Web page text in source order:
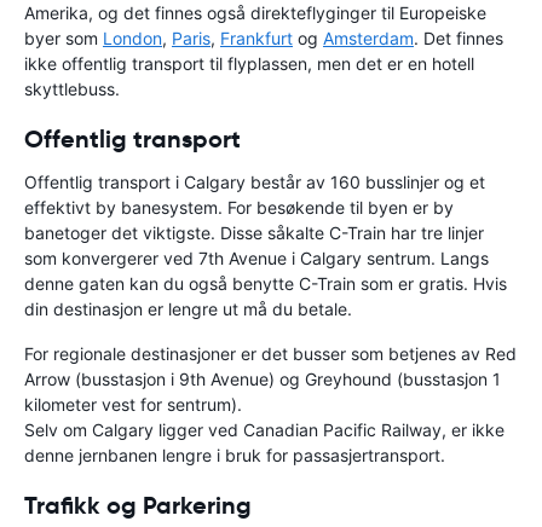
Amerika, og det finnes også direkteflyginger til Europeiske
byer som London, Paris, Frankfurt og Amsterdam. Det finnes
ikke offentlig transport til flyplassen, men det er en hotell
skyttlebuss.
Offentlig transport
Offentlig transport i Calgary består av 160 busslinjer og et
effektivt by banesystem. For besøkende til byen er by
banetoger det viktigste. Disse såkalte C-Train har tre linjer
som konvergerer ved 7th Avenue i Calgary sentrum. Langs
denne gaten kan du også benytte C-Train som er gratis. Hvis
din destinasjon er lengre ut må du betale.
For regionale destinasjoner er det busser som betjenes av Red
Arrow (busstasjon i 9th Avenue) og Greyhound (busstasjon 1
kilometer vest for sentrum).
Selv om Calgary ligger ved Canadian Pacific Railway, er ikke
denne jernbanen lengre i bruk for passasjertransport.
Trafikk og Parkering